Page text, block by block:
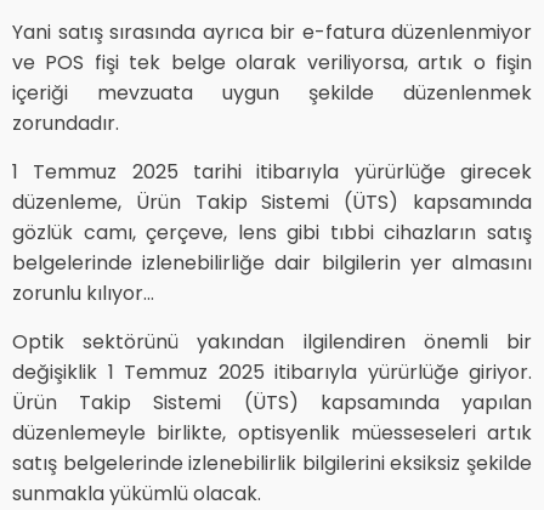
Yani satış sırasında ayrıca bir e-fatura düzenlenmiyor
ve POS fişi tek belge olarak veriliyorsa, artık o fişin
içeriği mevzuata uygun şekilde düzenlenmek
zorundadır.
1 Temmuz 2025 tarihi itibarıyla yürürlüğe girecek
düzenleme, Ürün Takip Sistemi (ÜTS) kapsamında
gözlük camı, çerçeve, lens gibi tıbbi cihazların satış
belgelerinde izlenebilirliğe dair bilgilerin yer almasını
zorunlu kılıyor...
Optik sektörünü yakından ilgilendiren önemli bir
değişiklik 1 Temmuz 2025 itibarıyla yürürlüğe giriyor.
Ürün Takip Sistemi (ÜTS) kapsamında yapılan
düzenlemeyle birlikte, optisyenlik müesseseleri artık
satış belgelerinde izlenebilirlik bilgilerini eksiksiz şekilde
sunmakla yükümlü olacak.